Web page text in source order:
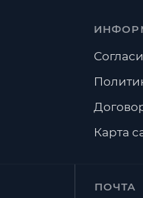
ПОЧТА
Карта